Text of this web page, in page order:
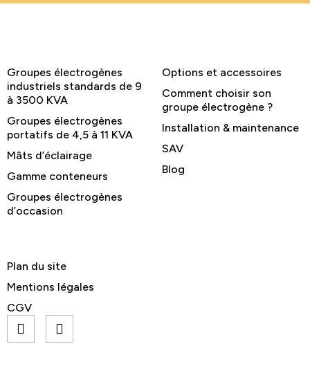
Groupes électrogènes
industriels standards de 9
à 3500 KVA
Groupes électrogènes
portatifs de 4,5 à 11 KVA
Mâts d’éclairage
Gamme conteneurs
Groupes électrogènes
d’occasion
Options et accessoires
Comment choisir son
groupe électrogène ?
Installation & maintenance
SAV
Blog
Plan du site
Mentions légales
CGV